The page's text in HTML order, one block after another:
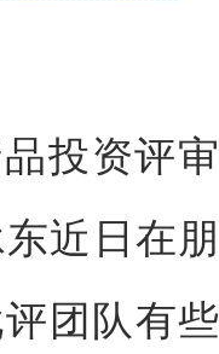
投资评审
近日在朋
团队有些